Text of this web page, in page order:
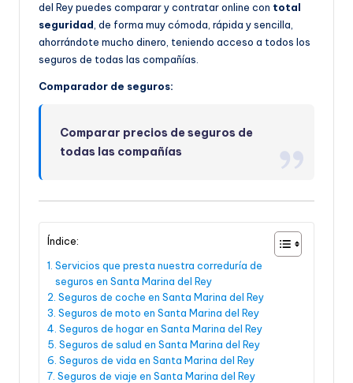
del Rey puedes comparar y contratar online con total
seguridad, de forma muy cómoda, rápida y sencilla,
ahorrándote mucho dinero, teniendo acceso a todos los
seguros de todas las compañías.
Comparador de seguros:
Comparar precios de seguros de
todas las compañías
Índice:
Servicios que presta nuestra correduría de
seguros en Santa Marina del Rey
Seguros de coche en Santa Marina del Rey
Seguros de moto en Santa Marina del Rey
Seguros de hogar en Santa Marina del Rey
Seguros de salud en Santa Marina del Rey
Seguros de vida en Santa Marina del Rey
Seguros de viaje en Santa Marina del Rey